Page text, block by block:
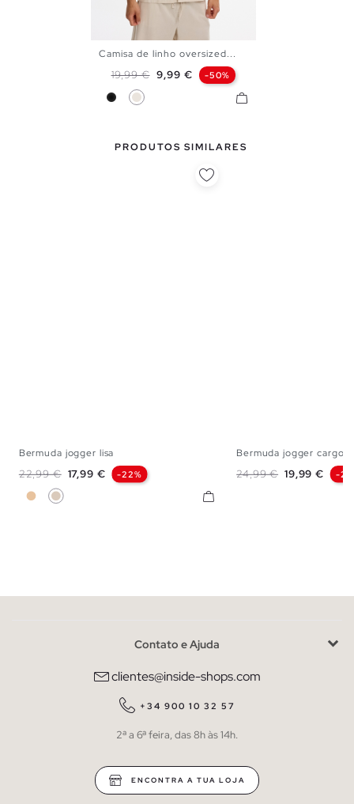
Camisa de linho oversized...
Preço normal
19,99 € Preço
9,99 € -50%
PretoCrua
PRODUTOS SIMILARES
S
Bermuda jogger lisa
Preço normal
22,99 € Preço
17,99 € -22%
BegeOff White
S
Bermuda jogger cargo
Preço normal
24,99 € Preço
19,99 € -
Contato e Ajuda
clientes@inside-shops.com
+34 900 10 32 57
2ª a 6ª feira, das 8h às 14h.
ENCONTRA A TUA LOJA